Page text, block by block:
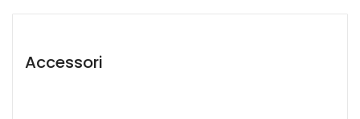
Accessori